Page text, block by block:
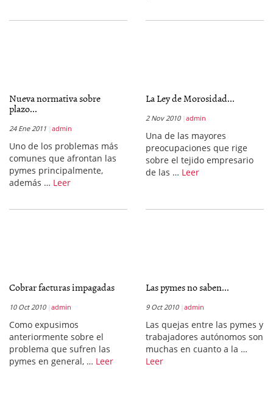
Nueva normativa sobre
plazo...
24 Ene 2011 admin
Uno de los problemas más
comunes que afrontan las
pymes principalmente,
además … Leer
La Ley de Morosidad...
2 Nov 2010 admin
Una de las mayores
preocupaciones que rige
sobre el tejido empresario
de las … Leer
Cobrar facturas impagadas
10 Oct 2010 admin
Como expusimos
anteriormente sobre el
problema que sufren las
pymes en general, … Leer
Las pymes no saben...
9 Oct 2010 admin
Las quejas entre las pymes y
trabajadores autónomos son
muchas en cuanto a la …
Leer